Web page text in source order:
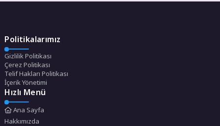
Politikalarımız
Gizlilik Politikası
Çerez Politikası
Telif Hakları Politikası
İçerik Yönetimi
Hızlı Menü
Ana Sayfa
Hakkımızda